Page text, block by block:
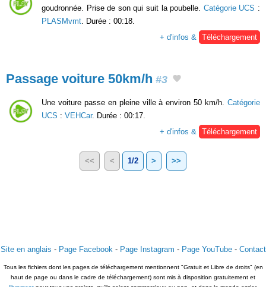
goudronnée. Prise de son qui suit la poubelle. Catégorie UCS :
PLASMvmt . Durée : 00:18.
+ d'infos &
Téléchargement
Passage voiture 50km/h #3
Une voiture passe en pleine ville à environ 50 km/h. Catégorie
UCS : VEHCar. Durée : 00:17.
+ d'infos & Téléchargement
<< < 1/2 > >>
Site en anglais - Page Facebook- Page Instagram - Page YouTube- Contact
Tous les fichiers dont les pages de téléchargement mentionnent "Gratuit et Libre de droits" (en
haut de page ou dans le cadre de téléchargement) sont mis à disposition gratuitement et